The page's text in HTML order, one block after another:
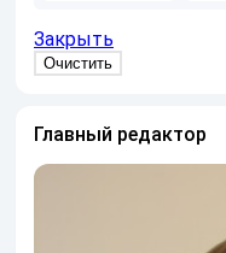
Закрыть
Главный редактор